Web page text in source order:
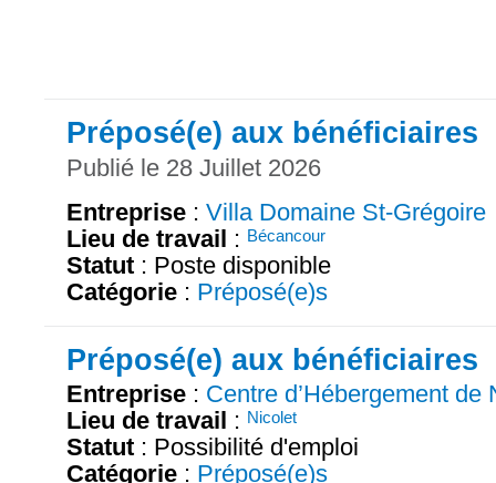
Préposé(e) aux bénéficiaires
Publié le 28 Juillet 2026
Entreprise : Villa Domaine St-Grégoire
Lieu de travail : Bécancour
Statut : Poste disponible
Catégorie : Préposé(e)s
Préposé(e) aux bénéficiaires
Entreprise : Centre d’Hébergement de
Lieu de travail : Nicolet
Statut : Possibilité d'emploi
Catégorie : Préposé(e)s